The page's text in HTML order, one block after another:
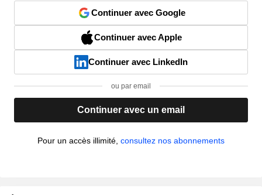
Continuer avec Google
Continuer avec Apple
Continuer avec LinkedIn
ou par email
Continuer avec un email
Pour un accès illimité, consultez nos abonnements